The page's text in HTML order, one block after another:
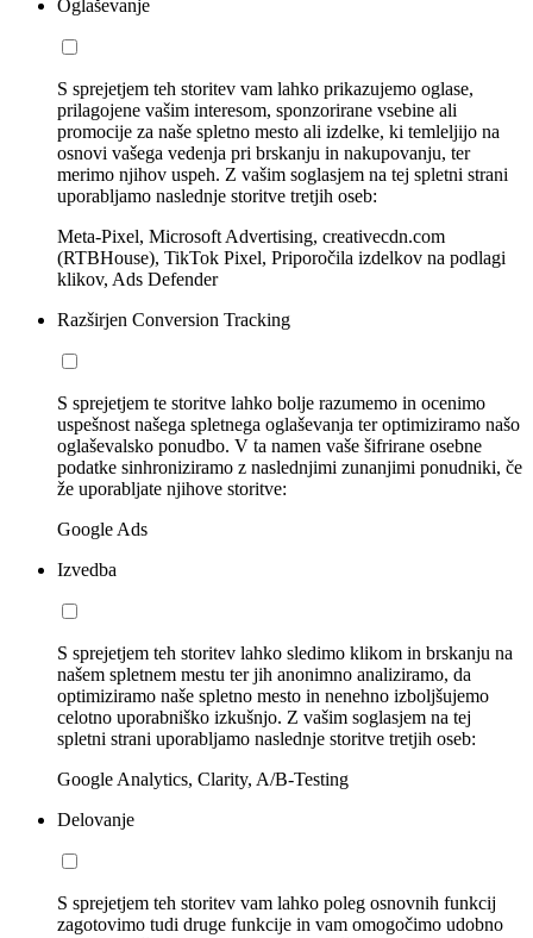
Oglaševanje
S sprejetjem teh storitev vam lahko prikazujemo oglase,
prilagojene vašim interesom, sponzorirane vsebine ali
promocije za naše spletno mesto ali izdelke, ki temleljijo na
osnovi vašega vedenja pri brskanju in nakupovanju, ter
merimo njihov uspeh. Z vašim soglasjem na tej spletni strani
uporabljamo naslednje storitve tretjih oseb:
Meta-Pixel, Microsoft Advertising, creativecdn.com
(RTBHouse), TikTok Pixel, Priporočila izdelkov na podlagi
klikov, Ads Defender
Razširjen Conversion Tracking
S sprejetjem te storitve lahko bolje razumemo in ocenimo
uspešnost našega spletnega oglaševanja ter optimiziramo našo
oglaševalsko ponudbo. V ta namen vaše šifrirane osebne
podatke sinhroniziramo z naslednjimi zunanjimi ponudniki, če
že uporabljate njihove storitve:
Google Ads
Izvedba
S sprejetjem teh storitev lahko sledimo klikom in brskanju na
našem spletnem mestu ter jih anonimno analiziramo, da
optimiziramo naše spletno mesto in nenehno izboljšujemo
celotno uporabniško izkušnjo. Z vašim soglasjem na tej
spletni strani uporabljamo naslednje storitve tretjih oseb:
Google Analytics, Clarity, A/B-Testing
Delovanje
S sprejetjem teh storitev vam lahko poleg osnovnih funkcij
zagotovimo tudi druge funkcije in vam omogočimo udobno